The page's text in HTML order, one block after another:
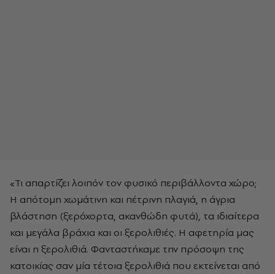
«Τι απαρτίζει λοιπόν τον φυσικό περιβάλλοντα χώρο;
Η απότομη χωμάτινη και πέτρινη πλαγιά, η άγρια
βλάστηση (ξερόχορτα, ακανθώδη φυτά), τα ιδιαίτερα
και μεγάλα βράχια και οι ξερολιθιές. Η αφετηρία μας
είναι η ξερολιθιά. Φανταστήκαμε την πρόσοψη της
κατοικίας σαν μία τέτοια ξερολιθιά που εκτείνεται από